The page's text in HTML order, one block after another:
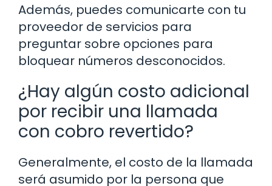
Además, puedes comunicarte con tu
proveedor de servicios para
preguntar sobre opciones para
bloquear números desconocidos.
¿Hay algún costo adicional
por recibir una llamada
con cobro revertido?
Generalmente, el costo de la llamada
será asumido por la persona que